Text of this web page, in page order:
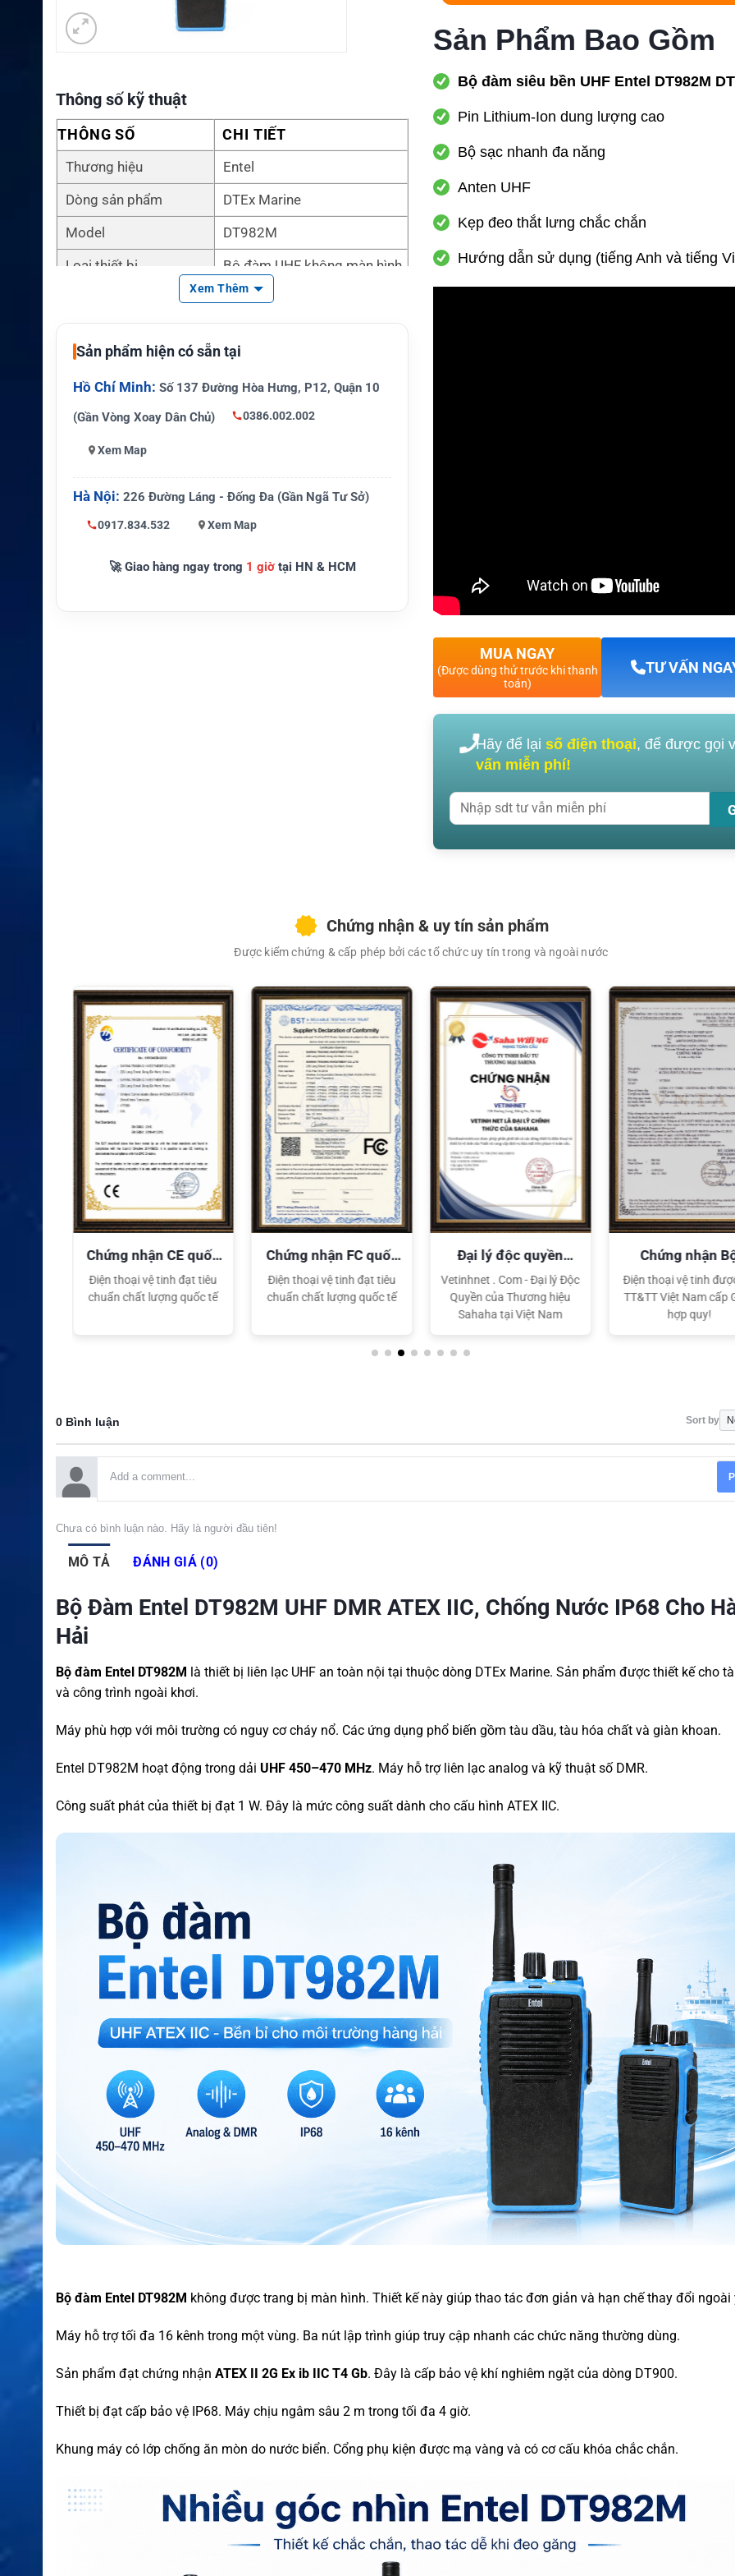
Thông số kỹ thuật
THÔNG SỐ CHI TIẾT
Thương hiệu
Entel
Dòng sản phẩm
DTEx Marine
Model
DT982M
Loại thiết bị
Bộ đàm UHF không màn hình
UHF 450–470 MHz
Công suất phát
1 W
Số kênh
16 kênh
Bộ mã hóa giọng nói
AMBE+2
Số nút lập trình
3
Công suất âm thanh
1 W
MIL-STD-810 C/D/E/F
Nhiệt độ bảo quản
-40°C đến +85°C
Kích thước
138 × 60 × 38 mm
Trọng lượng
Khoảng 435 g
Khóa phím
Nút giám sát kênh
Có thể lập trình
Lập trình trên tàu
Có
Smart Speech Tailorin
Kiểm tra phụ kiện
Cổng phụ kiện
Mạ vàng, có khóa
Xem Thêm
Sản phẩm hiện có sẵn tại
Hồ Chí Minh: Số 137 Đường Hòa Hưng, P12, Quận 10
(Gần Vòng Xoay Dân Chủ)
0386.002.002
Xem Map
Hà Nội: 226 Đường Láng - Đống Đa (Gần Ngã Tư Sở)
0917.834.532 Xem Map
🚀 Giao hàng ngay trong 1 giờtại HN & HCM
Sản Phẩm Bao Gồm
Bộ đàm siêu bền UHF Entel DT982M
Pin Lithium-Ion dung lượng cao
Bộ sạc nhanh đa năng
Anten UHF
Kẹp đeo thắt lưng chắc chắn
Hướng dẫn sử dụng (tiếng Anh và tiếng
MUA NGAY
(Được dùng thử trước khi thanh
toán)
TƯ VẤN
Hãy để lạisố điện thoại, để được gọi
vấn miễn phí!
Chứng nhận & uy tín sản phẩm
Được kiểm chứng & cấp phép bởi các tổ chức uy tín trong và ngoài nước
Chứng nhận CE quốc
tế
Điện thoại vệ tinh đạt tiêu
chuẩn chất lượng quốc tế
Chứng nhận FC quốc
tế
Điện thoại vệ tinh đạt tiêu
chuẩn chất lượng quốc tế
Đại lý độc quyền
Sahaha
Vetinhnet . Com - Đại lý Độc
Quyền của Thương hiệu
Sahaha tại Việt Nam
Chứng nhận
TT&TT
Điện thoại vệ tinh
TT&TT Việt Nam cấp
hợp quy!
0 Bình luận Sort by
Chưa có bình luận nào. Hãy là người đầu tiên!
MÔ TẢ ĐÁNH GIÁ (0)
Bộ Đàm Entel DT982M UHF DMR ATEX IIC, Chống Nước IP68 Cho
Hải
Bộ đàm Entel DT982M là thiết bị liên lạc UHF an toàn nội tại thuộc dòng DTEx Marine. Sản phẩm được thiết kế cho
và công trình ngoài khơi.
Máy phù hợp với môi trường có nguy cơ cháy nổ. Các ứng dụng phổ biến gồm tàu dầu, tàu hóa chất và giàn khoan.
Entel DT982M hoạt động trong dải UHF 450–470 MHz. Máy hỗ trợ liên lạc analog và kỹ thuật số DMR.
Công suất phát của thiết bị đạt 1 W. Đây là mức công suất dành cho cấu hình ATEX IIC.
Bộ đàm Entel DT982M không được trang bị màn hình. Thiết kế này giúp thao tác đơn giản và hạn chế thay đổi ngoài
Máy hỗ trợ tối đa 16 kênh trong một vùng. Ba nút lập trình giúp truy cập nhanh các chức năng thường dùng.
Sản phẩm đạt chứng nhận ATEX II 2G Ex ib IIC T4 Gb. Đây là cấp bảo vệ khí nghiêm ngặt của dòng DT900.
Thiết bị đạt cấp bảo vệ IP68. Máy chịu ngâm sâu 2 m trong tối đa 4 giờ.
Khung máy có lớp chống ăn mòn do nước biển. Cổng phụ kiện được mạ vàng và có cơ cấu khóa chắc chắn.